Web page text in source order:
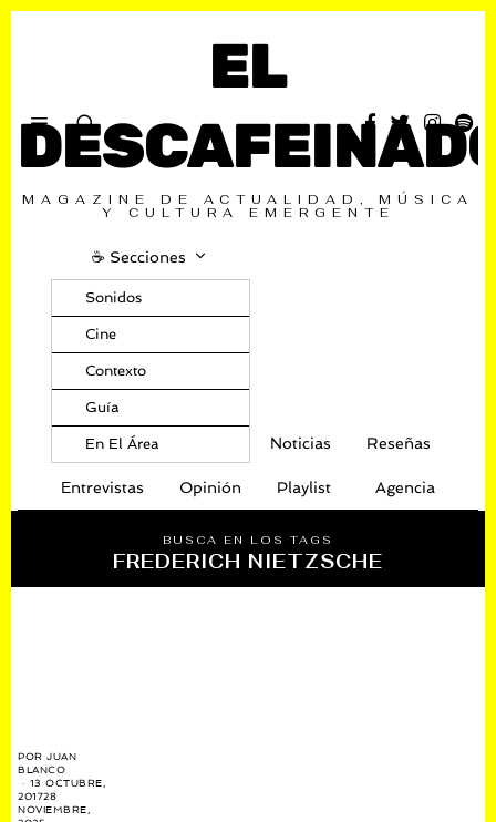
EL
MAGAZINE DE ACTUALIDAD, MÚSICA
Y CULTURA EMERGENTE
☕️ Secciones
Sonidos
Cine
Contexto
Guía
En El Área Noticias Reseñas
Entrevistas Opinión Playlist Agencia
BUSCA EN LOS TAGS
FREDERICH NIETZSCHE
PORJUAN
BLANCO
13 OCTUBRE,
201728
NOVIEMBRE,